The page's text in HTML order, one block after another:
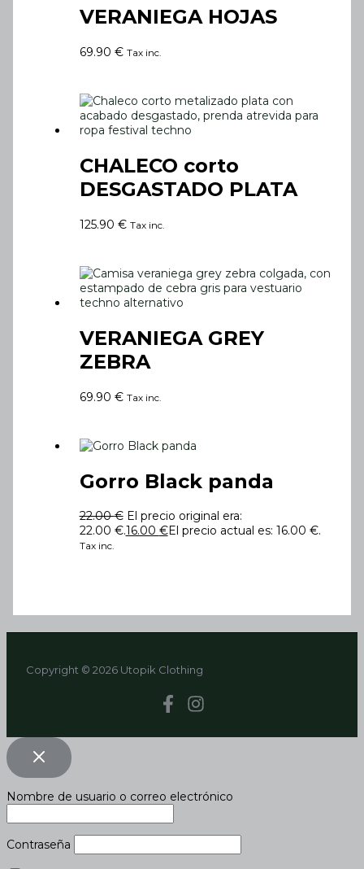
VERANIEGA HOJAS
69.90 € Tax inc.
CHALECO corto
DESGASTADO PLATA
125.90 € Tax inc.
VERANIEGA GREY
ZEBRA
69.90 € Tax inc.
Gorro Black panda
22.00€ El precio original era:
22.00 €.16.00 €El precio actual es: 16.00 €.
Tax inc.
Copyright © 2026 Utopik Clothing
Nombre de usuario o correo electrónico
Contraseña